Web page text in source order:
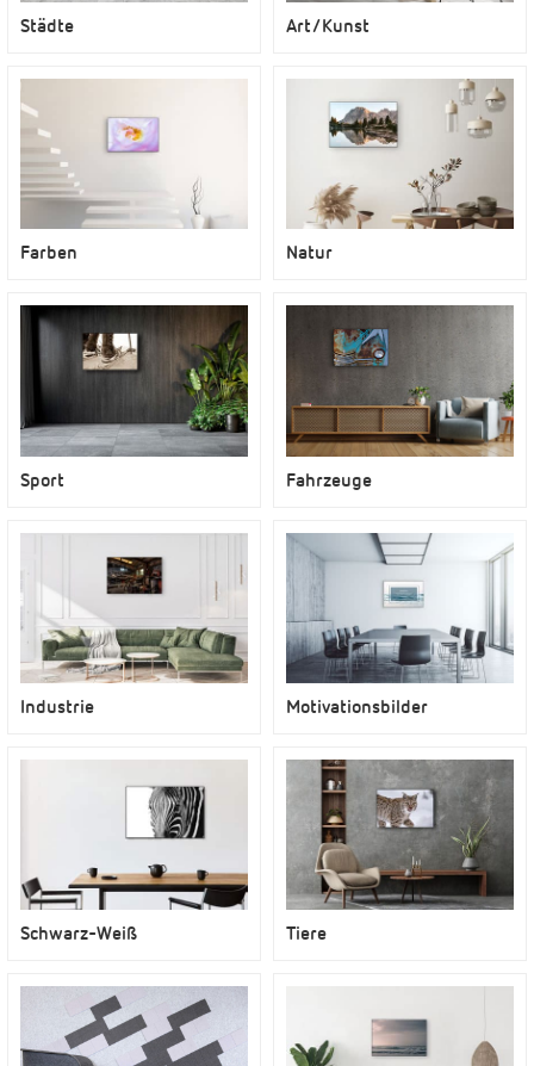
Städte Art/Kunst
Farben Natur
Sport Fahrzeuge
Industrie Motivationsbilder
Schwarz-Weiß Tiere